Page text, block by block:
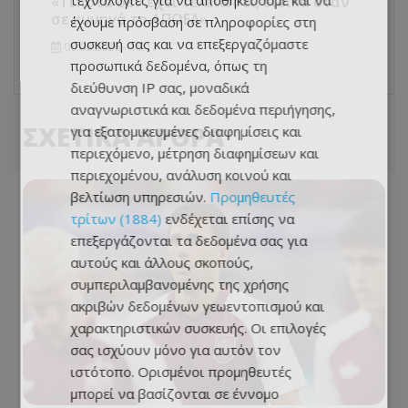
σε κυνηγά το ΑΠΟΕΛ»
05.05.2026 - 15:17
ΣΧΕΤΙΚΑ ΑΡΘΡΑ
έχουμε πρόσβαση σε πληροφορίες στη
συσκευή σας και να επεξεργαζόμαστε
προσωπικά δεδομένα, όπως τη
διεύθυνση IP σας, μοναδικά
αναγνωριστικά και δεδομένα περιήγησης,
για εξατομικευμένες διαφημίσεις και
περιεχόμενο, μέτρηση διαφημίσεων και
περιεχομένου, ανάλυση κοινού και
βελτίωση υπηρεσιών. Προμηθευτές
τρίτων (1884) ενδέχεται επίσης να
επεξεργάζονται τα δεδομένα σας για
αυτούς και άλλους σκοπούς,
συμπεριλαμβανομένης της χρήσης
ακριβών δεδομένων γεωεντοπισμού και
χαρακτηριστικών συσκευής. Οι επιλογές
σας ισχύουν μόνο για αυτόν τον
ιστότοπο. Ορισμένοι προμηθευτές
μπορεί να βασίζονται σε έννομο